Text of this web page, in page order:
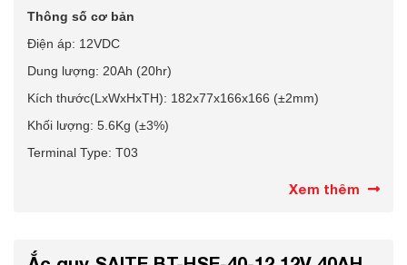
Thông số cơ bản
Điện áp: 12VDC
Dung lượng: 20Ah (20hr)
Kích thước(LxWxHxTH): 182x77x166x166 (±2mm)
Khối lượng: 5.6Kg (±3%)
Terminal Type: T03
Xem thêm